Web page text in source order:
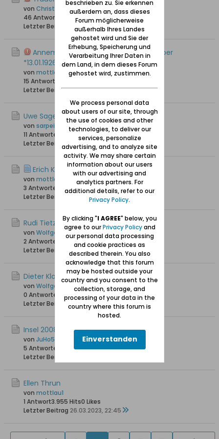
von Christkind
46 Antworten
92.971 Hits0 Likes
Letzter Beitrag
27.11.2023, 16:33
Annemarie ( Olivsche) Hartrampf-Gaber
*13.01.1926, +21.10.2011
von mottlau1
15 Antworten
Letzter Beitrag23.11.2023, 23:58
Uwe Sager (waldling) - † 06.08.2023
von sarpei
11 Antworten
0 Likes
Letzter Beitrag
12.11.2023, 18:55
Erich Kruse ist gestorben + 29.09.23
von mottlau1
3 Antworten
2.917 Hits0 Likes
Letzter Beitrag
04.11.2023, 22:54
Rudi Tietzmann, *30.10.1925 +17.10.2023
von Wolfgang
2 Antworten
2.825 Hits
0 Likes
Letzter Beitrag
22.10.2023, 14:23
Dieter Kloffke, *02.04.1949 +24.09.2023
von Wolfgang
0 Antworten
2.150 Hits0 Likes
Letzter Beitrag 22.10.2023, 14:16
Insel 2008
von JuHo54
5 Antworten
4.056 Hits0 Likes
Letzter Beitrag
Ellen Thrun
von mottlau1
1 Antwort3.955 Hits0 Likes
Letzter Beitrag 26.03.2023, 22:45
beschrieben zu. Sie erkennen
außerdem an, dass dieses
Forum möglicherweise
außerhalb Ihres Landes
gehostet wird und Sie der
Erhebung, Speicherung und
Verarbeitung Ihrer Daten in
dem Land, in dem dieses Forum
gehostet wird, zustimmen.
We process personal data
about users of our site, through
the use of cookies and other
technologies, to deliver our
services, personalize
advertising, and to analyze site
activity. We may share certain
information about our users
with our advertising and
analytics partners. For
additional details, refer to our
Privacy Policy.
By clicking "I AGREE" below, you
agree to ourPrivacy Policyand
our personal data processing
and cookie practices as
described therein. You also
acknowledge that this forum
may be hosted outside your
country and you consent to the
collection, storage, and
processing of your data in the
country where this forum is
hosted.
Einverstanden